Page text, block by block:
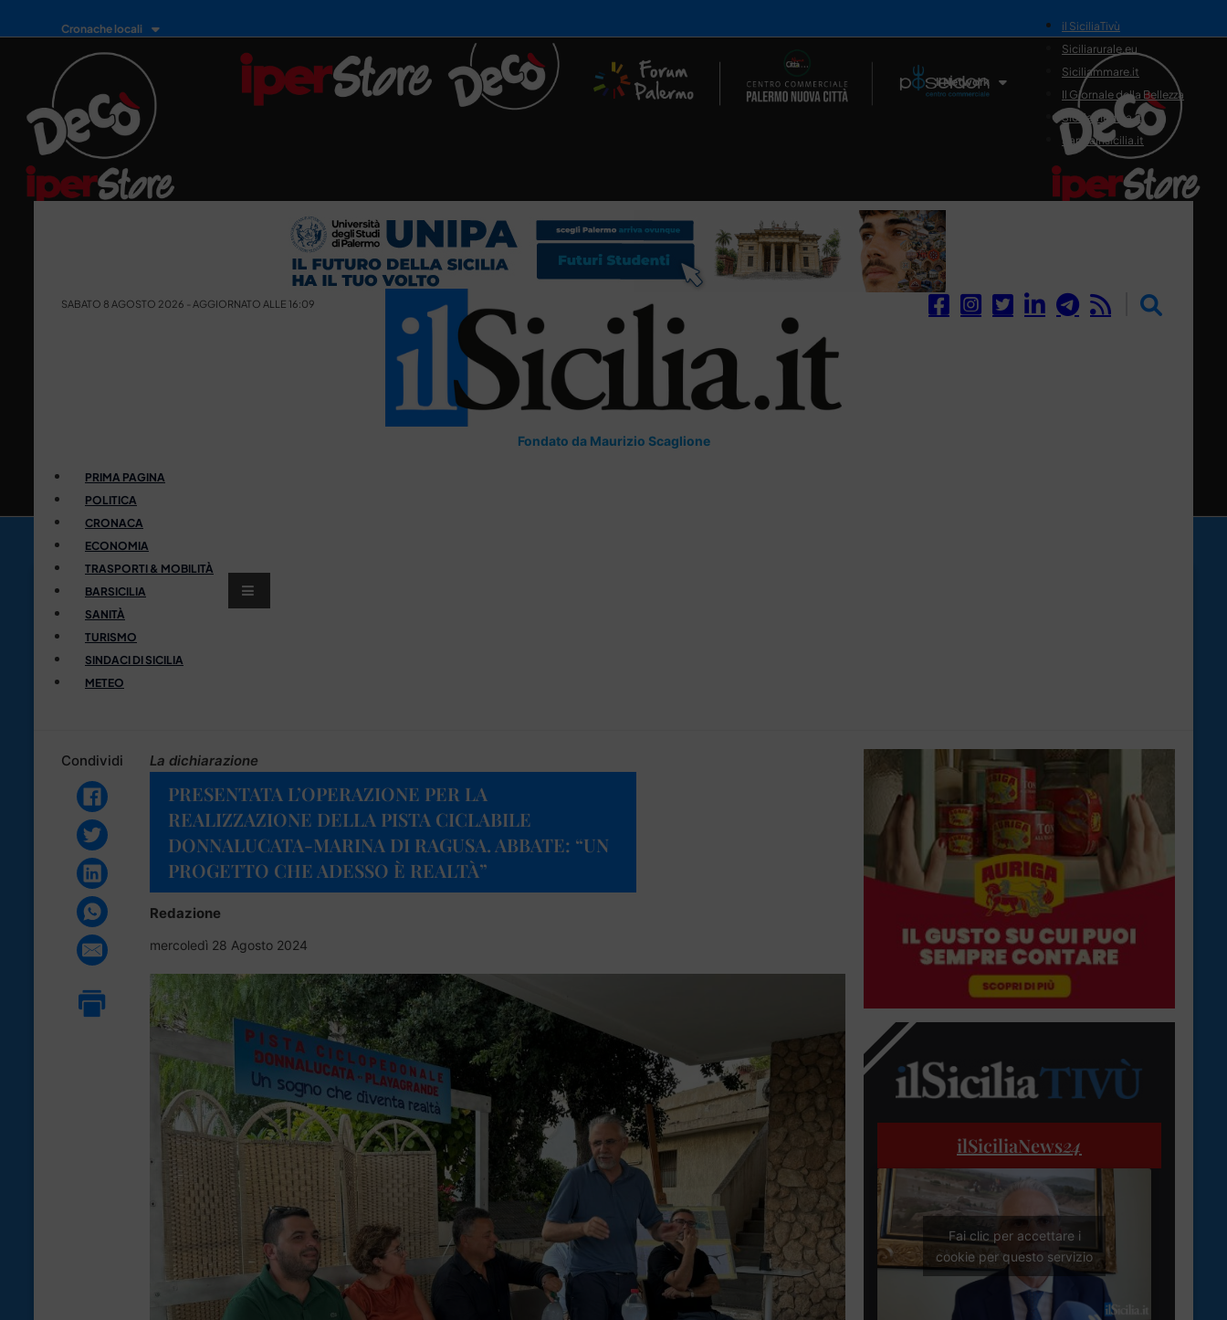
Cronache locali
Il Network
il SiciliaTivù
Siciliarurale.eu
Siciliammare.it
Il Giornale della Bellezza
Siciliamedica.it
Sanitainsicilia.it
SABATO 8 AGOSTO 2026 - AGGIORNATO ALLE 16:09
Fondato da Maurizio Scaglione
PRIMA PAGINA
POLITICA
CRONACA
ECONOMIA
TRASPORTI & MOBILITÀ
BARSICILIA
SANITÀ
TURISMO
SINDACI DI SICILIA
METEO
Condividi La dichiarazione
PRESENTATA L’OPERAZIONE PER LA
REALIZZAZIONE DELLA PISTA CICLABILE
DONNALUCATA-MARINA DI RAGUSA. ABBATE: “UN
PROGETTO CHE ADESSO È REALTÀ”
Redazione
mercoledì 28 Agosto 2024
ilSiciliaNews24
Fai clic per accettare i
cookie per questo servizio